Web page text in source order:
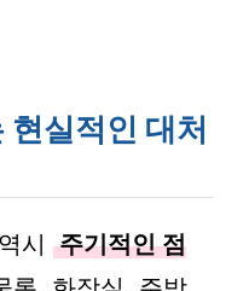
현실적인 대처
시 주기적인 점